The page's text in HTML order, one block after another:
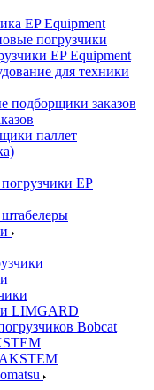
EP Equipment
погрузчики
EP Equipment
для техники
подборщики заказов
паллет
EP
LIMGARD
Bobcat